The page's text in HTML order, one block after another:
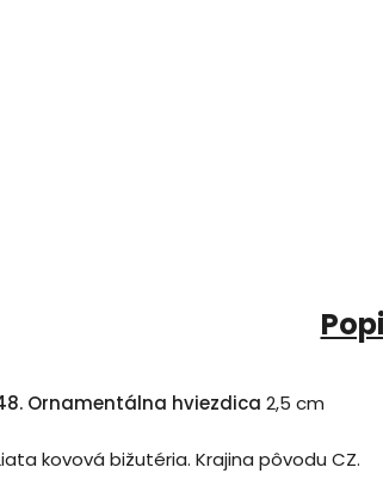
Ornamentálna hviezdica 2,5 cm
kovová bižutéria. Krajina pôvodu CZ.